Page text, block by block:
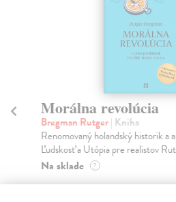
Morálna revolúcia
Bregman Rutger| Kniha
Renomovaný holandský historik a
Ľudskosť a Utópia pre realistov
Na sklade ?